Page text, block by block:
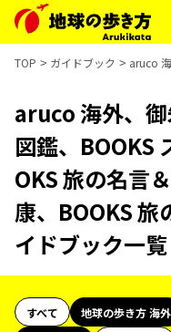
TOP ガイドブック aruco
aruco 海外、
図鑑、BOOKS
OKS 旅の名言
康、BOOKS 旅
イドブック一覧
すべて 地球の歩き方 海外